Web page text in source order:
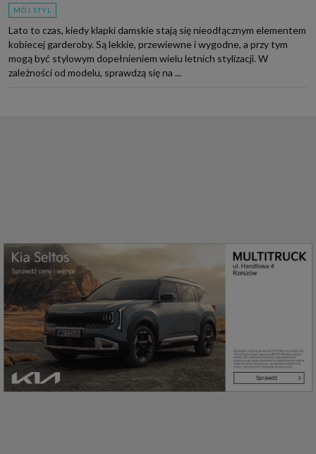
MÓJ STYL
Lato to czas, kiedy klapki damskie stają się nieodłącznym elementem
kobiecej garderoby. Są lekkie, przewiewne i wygodne, a przy tym
mogą być stylowym dopełnieniem wielu letnich stylizacji. W
zależności od modelu, sprawdzą się na ...